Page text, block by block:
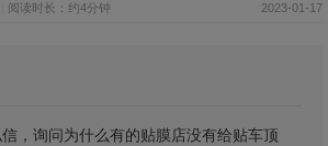
阅读时长：约4分钟 2023-01-17
，询问为什么有的贴膜店没有给贴车顶